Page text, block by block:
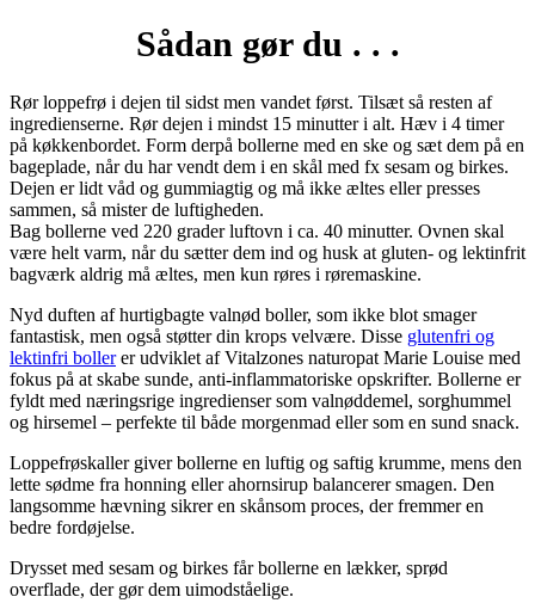
Sådan gør du . . .
Rør loppefrø i dejen til sidst men vandet først. Tilsæt så resten af
ingredienserne. Rør dejen i mindst 15 minutter i alt. Hæv i 4 timer
på køkkenbordet. Form derpå bollerne med en ske og sæt dem på en
bageplade, når du har vendt dem i en skål med fx sesam og birkes.
Dejen er lidt våd og gummiagtig og må ikke æltes eller presses
sammen, så mister de luftigheden.
Bag bollerne ved 220 grader luftovn i ca. 40 minutter. Ovnen skal
være helt varm, når du sætter dem ind og husk at gluten- og lektinfrit
bagværk aldrig må æltes, men kun røres i røremaskine.
Nyd duften af hurtigbagte valnød boller, som ikke blot smager
fantastisk, men også støtter din krops velvære. Disse glutenfri og
lektinfri bollerer udviklet af Vitalzones naturopat Marie Louise med
fokus på at skabe sunde, anti-inflammatoriske opskrifter. Bollerne er
fyldt med næringsrige ingredienser som valnøddemel, sorghummel
og hirsemel – perfekte til både morgenmad eller som en sund snack.
Loppefrøskaller giver bollerne en luftig og saftig krumme, mens den
lette sødme fra honning eller ahornsirup balancerer smagen. Den
langsomme hævning sikrer en skånsom proces, der fremmer en
bedre fordøjelse.
Drysset med sesam og birkes får bollerne en lækker, sprød
overflade, der gør dem uimodståelige.